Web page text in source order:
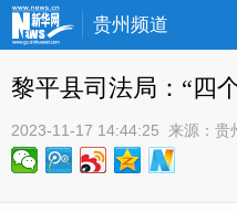
贵州频道
黎平县司法局：“四
2023-11-17 14:44:25 来源： 贵